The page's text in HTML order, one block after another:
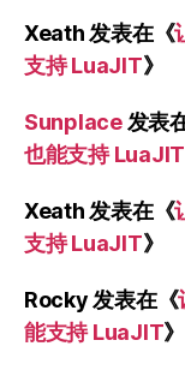
Xeath发表在《
支持 LuaJIT》
Sunplace发表
也能支持 LuaJIT
Xeath发表在《
支持 LuaJIT》
Rocky发表在《
能支持 LuaJIT》